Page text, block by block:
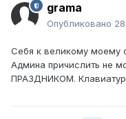
grama
Опубликовано
Себя к великому моему
Админа причислить не
ПРАЗДНИКОМ.